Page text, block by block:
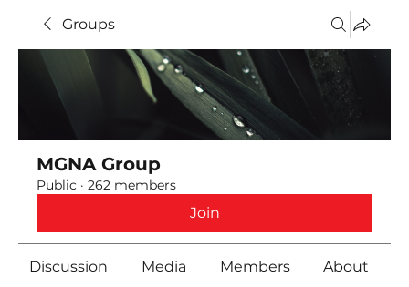
Groups
MGNA Group
Public · 262 members
Join
Discussion Media Members About